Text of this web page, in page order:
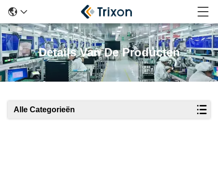
Details Van De Producten
Alle Categorieën